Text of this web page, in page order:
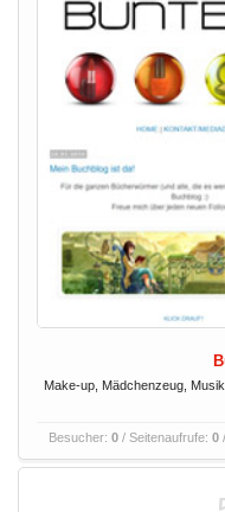
Make-up, Mädchenzeug,
Besucher: 0/ Seitenaufrufe: 0/